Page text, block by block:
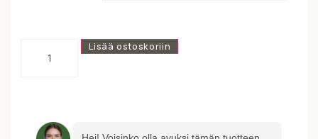
Lisää ostoskoriin